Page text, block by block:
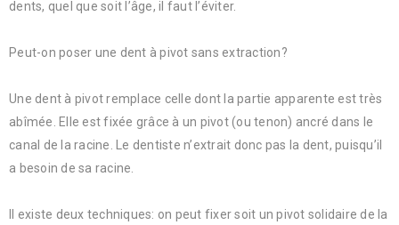
dents, quel que soit l’âge, il faut l’éviter.
Peut-on poser une dent à pivot sans extraction?
Une dent à pivot remplace celle dont la partie apparente est très
abîmée. Elle est fixée grâce à un pivot (ou tenon) ancré dans le
canal de la racine. Le dentiste n’extrait donc pas la dent, puisqu’il
a besoin de sa racine.
Il existe deux techniques: on peut fixer soit un pivot solidaire de la